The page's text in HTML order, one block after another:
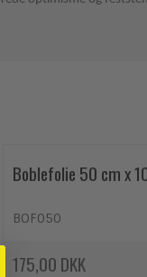
Boblefolie 50 cm x
BOF050
175,00 DKK